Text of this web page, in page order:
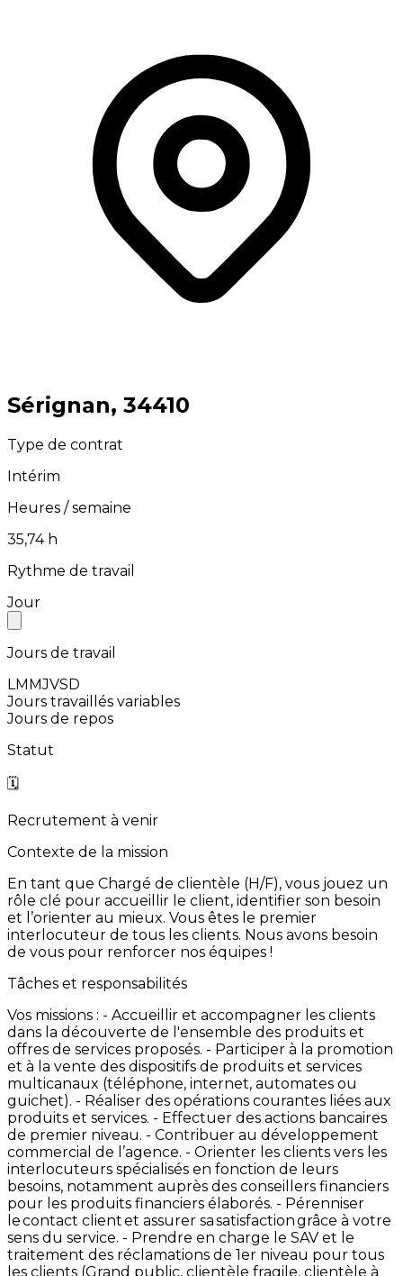
⁨Sérignan⁩, ⁨34410⁩
Type de contrat
Intérim
Heures / semaine
⁨35,74⁩ h
Rythme de travail
Jour
Jours de travail
LMMJVSD
Jours travaillés variables
Jours de repos
Statut
🗓️
Recrutement à venir
Contexte de la mission
En tant que Chargé de clientèle (H/F), vous jouez un
rôle clé pour accueillir le client, identifier son besoin
et l’orienter au mieux. Vous êtes le premier
interlocuteur de tous les clients. Nous avons besoin
de vous pour renforcer nos équipes !
Tâches et responsabilités
Vos missions : - Accueillir et accompagner les clients
dans la découverte de l'ensemble des produits et
offres de services proposés. - Participer à la promotion
et à la vente des dispositifs de produits et services
multicanaux (téléphone, internet, automates ou
guichet). - Réaliser des opérations courantes liées aux
produits et services. - Effectuer des actions bancaires
de premier niveau. - Contribuer au développement
commercial de l’agence. - Orienter les clients vers les
interlocuteurs spécialisés en fonction de leurs
besoins, notamment auprès des conseillers financiers
pour les produits financiers élaborés. - Pérenniser
le contact client et assurer sa satisfaction grâce à votre
sens du service. - Prendre en charge le SAV et le
traitement des réclamations de 1er niveau pour tous
les clients (Grand public, clientèle fragile, clientèle à